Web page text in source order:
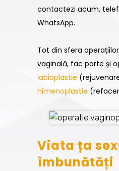
contactezi acum,
WhatsApp.
Tot din sfera
vaginală, fac parte și
labioplastie
himenoplastie
Viata ța
îmbunătăți